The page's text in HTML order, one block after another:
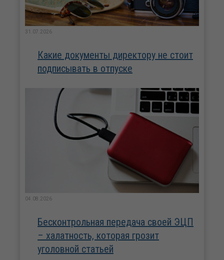
31.07.2026
Какие документы директору не стоит
подписывать в отпуске
04.08.2026
Бесконтрольная передача своей ЭЦП
– халатность, которая грозит
уголовной статьей